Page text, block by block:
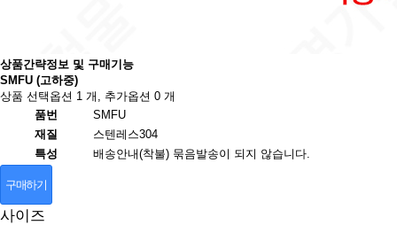
상품간략정보 및 구매기능
SMFU (고하중)
상품 선택옵션 1 개, 추가옵션 0 개
품번
SMFU
재질
스텐레스304
특성
배송안내(착불) 묶음발송이 되지 않습니다.
구매하기
사이즈